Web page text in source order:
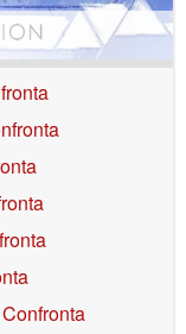
Confronta